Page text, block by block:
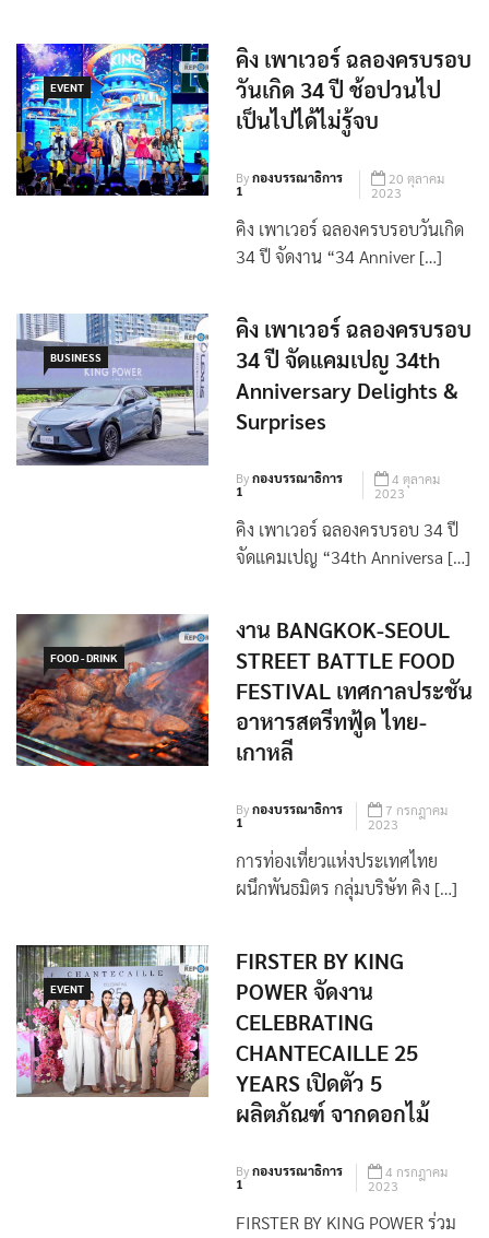
EVENT
คิง เพาเวอร์ ฉลองครบรอบ
วันเกิด 34 ปี ช้อปวนไป
เป็นไปได้ไม่รู้จบ
Byกองบรรณาธิการ
1
20 ตุลาคม
2023
คิง เพาเวอร์ ฉลองครบรอบวันเกิด
34 ปี จัดงาน “34 Anniver […]
BUSINESS
คิง เพาเวอร์ ฉลองครบรอบ
34 ปี จัดแคมเปญ 34th
Anniversary Delights &
Surprises
Byกองบรรณาธิการ
1
4 ตุลาคม
2023
คิง เพาเวอร์ ฉลองครบรอบ 34 ปี
จัดแคมเปญ “34th Anniversa […]
FOOD - DRINK
งาน BANGKOK-SEOUL
STREET BATTLE FOOD
FESTIVAL เทศกาลประชัน
อาหารสตรีทฟู้ด ไทย-
เกาหลี
Byกองบรรณาธิการ
1
7 กรกฎาคม
2023
การท่องเที่ยวแห่งประเทศไทย
ผนึกพันธมิตร กลุ่มบริษัท คิง […]
EVENT
FIRSTER BY KING
POWER จัดงาน
CELEBRATING
CHANTECAILLE 25
YEARS เปิดตัว 5
ผลิตภัณฑ์ จากดอกไม้
Byกองบรรณาธิการ
1
4 กรกฎาคม
2023
FIRSTER BY KING POWER ร่วม